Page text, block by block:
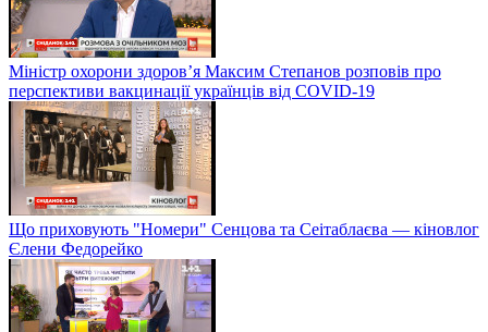
Міністр охорони здоров’я Максим Степанов розповів про
перспективи вакцинації українців від COVID-19
Що приховують "Номери" Сенцова та Сеітаблаєва — кіновлог
Єлени Федорейко